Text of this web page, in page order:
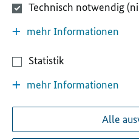
Technisch notwendig
mehr Informationen
Statistik
mehr Informationen
Alle